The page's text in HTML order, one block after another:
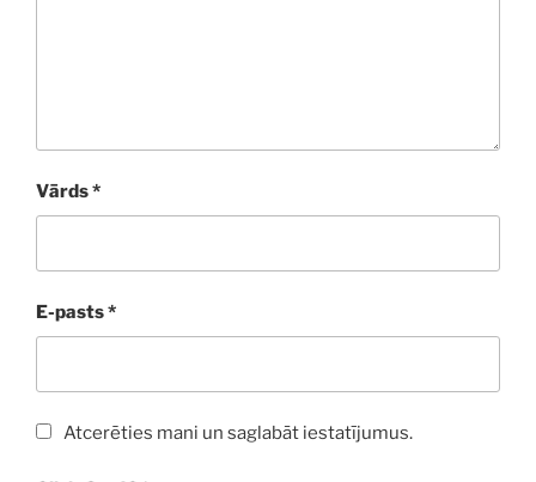
Vārds*
E-pasts*
Atcerēties mani un saglabāt iestatījumus.